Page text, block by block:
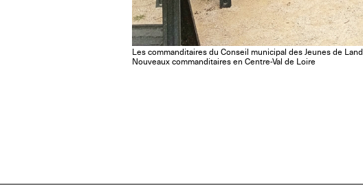
Les commanditaires du Conseil municipal des Jeunes de
Nouveaux commanditaires en Centre-Val de Loire